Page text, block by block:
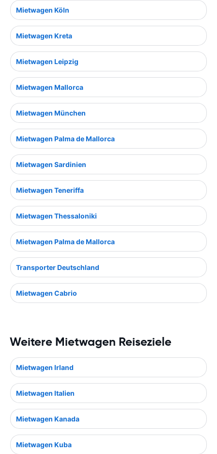
Mietwagen Köln
Mietwagen Kreta
Mietwagen Leipzig
Mietwagen Mallorca
Mietwagen München
Mietwagen Palma de Mallorca
Mietwagen Sardinien
Mietwagen Teneriffa
Mietwagen Thessaloniki
Mietwagen Palma de Mallorca
Transporter Deutschland
Mietwagen Cabrio
Weitere Mietwagen Reiseziele
Mietwagen Irland
Mietwagen Italien
Mietwagen Kanada
Mietwagen Kuba